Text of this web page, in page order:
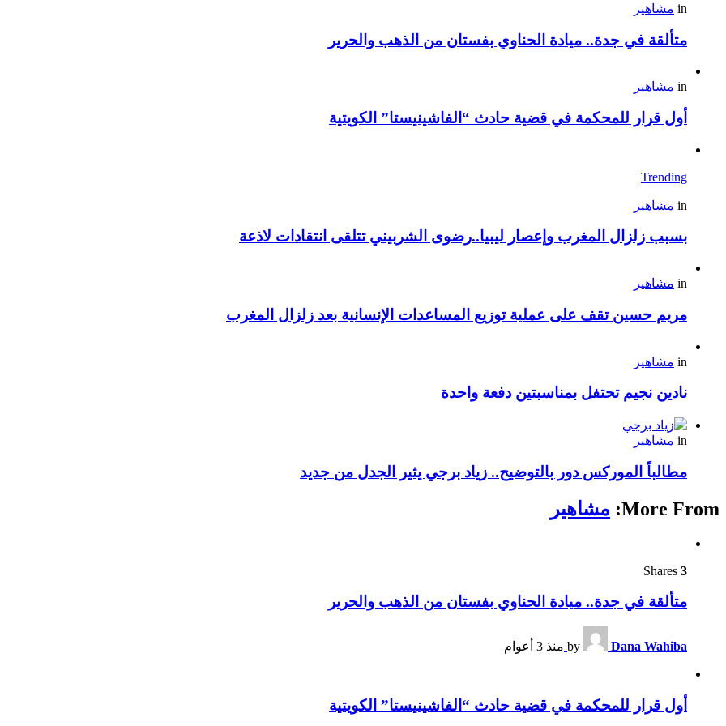
in مشاهير
متألقة في جدة.. ميادة الحناوي بفستان من الذهب والحرير
in مشاهير
أول قرار للمحكمة في قضية حادث “الفاشينيستا” الكويتية
Trending
in مشاهير
بسبب زلزال المغرب وإعصار ليبيا..رضوى الشربيني تتلقى انتقادات لاذعة
in مشاهير
مريم حسين تقف على عملية توزيع المساعدات الإنسانية بعد زلزال المغرب
in مشاهير
نادين نجيم تحتفل بمناسبتين دفعة واحدة
in مشاهير
مطالباً الموركس دور بالتوضيح.. زياد برجي يثير الجدل من جديد
More From: مشاهير
3
متألقة في جدة.. ميادة الحناوي بفستان من الذهب والحرير
by Dana Wahiba منذ 3 أعوام
أول قرار للمحكمة في قضية حادث “الفاشينيستا” الكويتية